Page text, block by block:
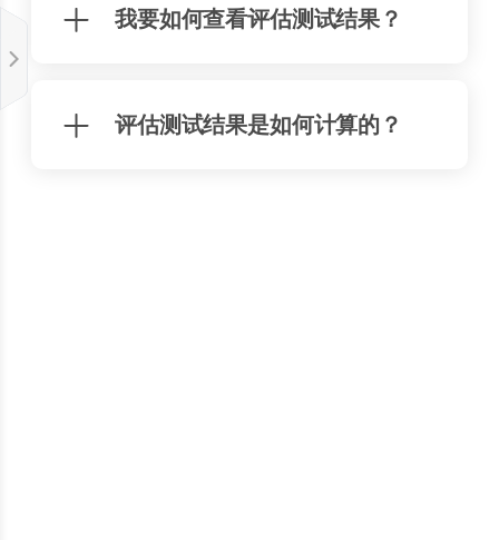
我要如何查看评估测试结果？
评估测试结果是如何计算的？